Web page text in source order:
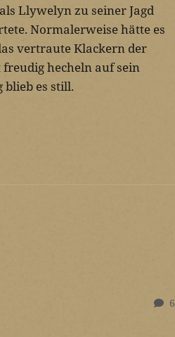
Llywelyn zu seiner Jagd
Normalerweise hätte es
vertraute Klackern der
hecheln auf sein
blieb es still.
6